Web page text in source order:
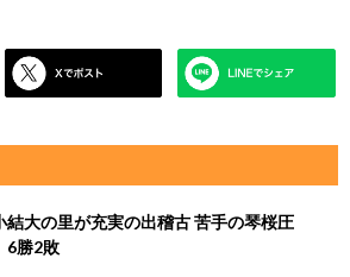
結大の里が充実の出稽古 苦手の琴桜圧
6勝2敗